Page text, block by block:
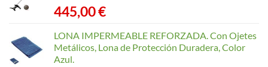
445,00€
LONA IMPERMEABLE REFORZADA. Con Ojetes
Metálicos, Lona de Protección Duradera, Color
Azul.